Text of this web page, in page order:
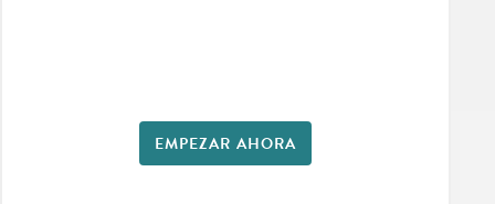
EMPEZAR AHORA